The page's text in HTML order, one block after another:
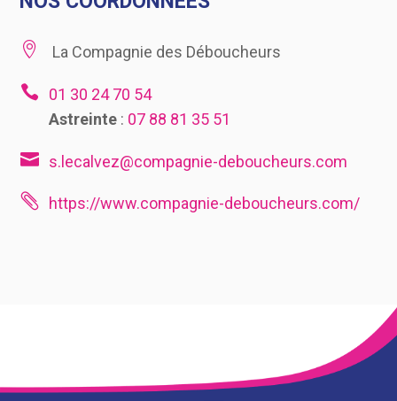
 La Compagnie des Déboucheurs

01 30 24 70 54
Astreinte: 07 88 81 35 51
 s.lecalvez@compagnie-deboucheurs.com
 https://www.compagnie-deboucheurs.com/